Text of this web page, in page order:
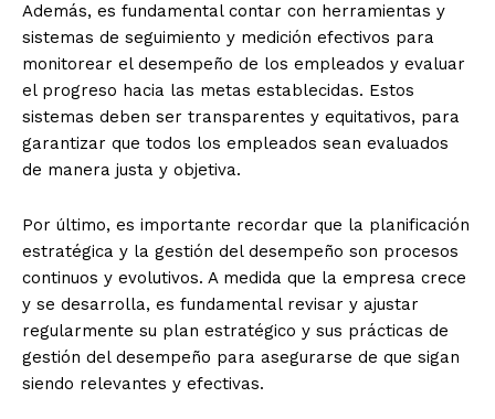
Además, es fundamental contar con herramientas y
sistemas de seguimiento y medición efectivos para
monitorear el desempeño de los empleados y evaluar
el progreso hacia las metas establecidas. Estos
sistemas deben ser transparentes y equitativos, para
garantizar que todos los empleados sean evaluados
de manera justa y objetiva.
Por último, es importante recordar que la planificación
estratégica y la gestión del desempeño son procesos
continuos y evolutivos. A medida que la empresa crece
y se desarrolla, es fundamental revisar y ajustar
regularmente su plan estratégico y sus prácticas de
gestión del desempeño para asegurarse de que sigan
siendo relevantes y efectivas.